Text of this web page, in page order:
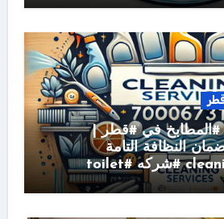
#المطابخ في #قطر |
النظافة التامة